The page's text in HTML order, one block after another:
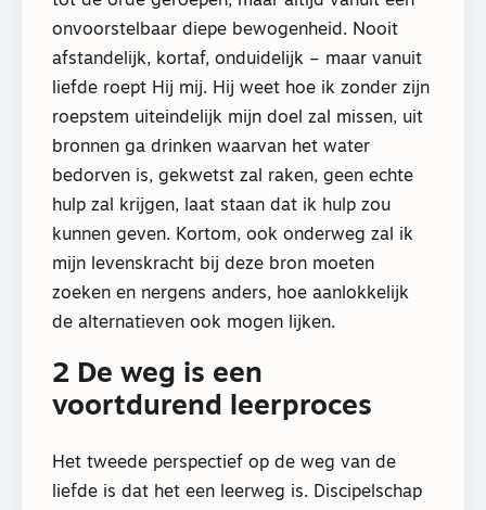
onvoorstelbaar diepe bewogenheid. Nooit
afstandelijk, kortaf, onduidelijk – maar vanuit
liefde roept Hij mij. Hij weet hoe ik zonder zijn
roepstem uiteindelijk mijn doel zal missen, uit
bronnen ga drinken waarvan het water
bedorven is, gekwetst zal raken, geen echte
hulp zal krijgen, laat staan dat ik hulp zou
kunnen geven. Kortom, ook onderweg zal ik
mijn levenskracht bij deze bron moeten
zoeken en nergens anders, hoe aanlokkelijk
de alternatieven ook mogen lijken.
2 De weg is een
voortdurend leerproces
Het tweede perspectief op de weg van de
liefde is dat het een leerweg is. Discipelschap